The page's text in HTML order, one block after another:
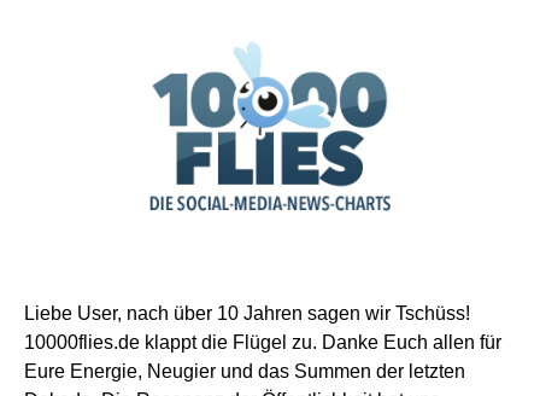
Liebe User, nach über 10 Jahren sagen wir Tschüss!
10000flies.de klappt die Flügel zu. Danke Euch allen für
Eure Energie, Neugier und das Summen der letzten